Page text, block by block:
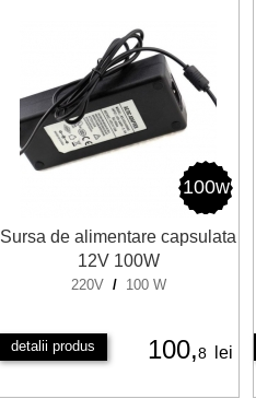
100w
Sursa de alimentare capsulata
12V 100W
220V / 100 W
detalii produs 100,8 lei